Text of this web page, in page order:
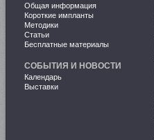
Общая информация
Короткие импланты
Методики
Статьи
Бесплатные материалы
СОБЫТИЯ И НОВОСТИ
Календарь
Выставки